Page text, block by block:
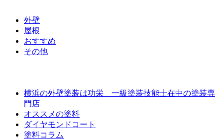
外壁
屋根
おすすめ
その他
横浜の外壁塗装は功栄 一級塗装技能士在中の塗装専
門店
オススメの塗料
ダイヤモンドコート
塗料コラム